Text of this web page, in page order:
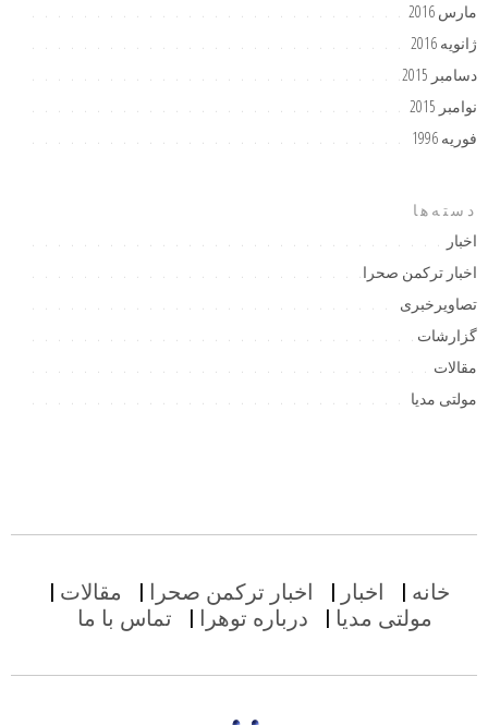
مارس 2016
ژانویه 2016
دسامبر 2015
نوامبر 2015
فوریه 1996
دسته‌ها
اخبار
اخبار ترکمن صحرا
تصاویرخبری
گزارشات
مقالات
مولتی مدیا
خانه اخبار اخبار ترکمن صحرا
مقالات
مولتی مدیا
درباره توهرا تماس با ما